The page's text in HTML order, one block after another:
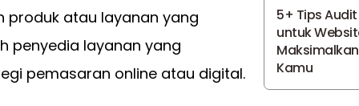
produk atau layanan yang
penyedia layanan yang
pemasaran online atau digital.
5+ Tips
untuk
Kamu